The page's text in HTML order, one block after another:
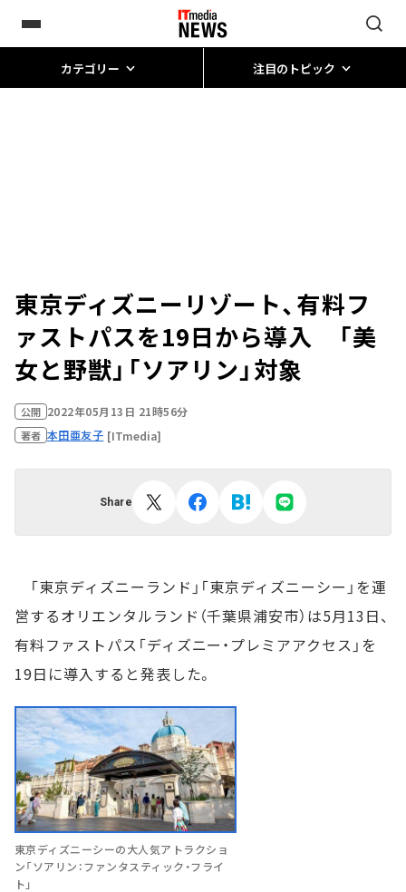
カテゴリー 注目のトピック
東京ディズニーリゾート、有料フ
ァストパスを19日から導入 「美
女と野獣」「ソアリン」対象
公開 2022年05月13日 21時56分
著者 本田亜友子 [ITmedia]
Share
「東京ディズニーランド」「東京ディズニーシー」を運
営するオリエンタルランド（千葉県浦安市）は5月13日、
有料ファストパス「ディズニー・プレミアアクセス」を
19日に導入すると発表した。
東京ディズニーシーの大人気アトラクショ
ン「ソアリン：ファンタスティック・フライ
ト」